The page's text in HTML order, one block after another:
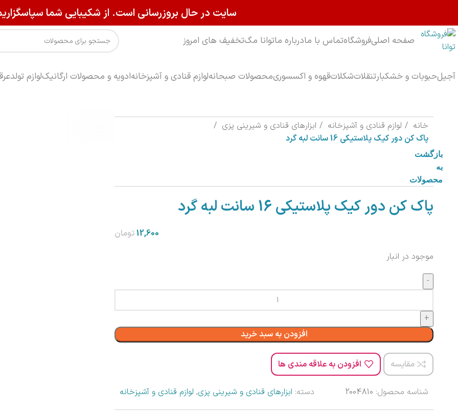
صفحه اصلیفروشگاهتماس با مادرباره ماتوانا مگتخفیف های امروز
آجیلحبوبات و خشکبارتنقلاتشکلاتقهوه و اکسسوریمحصولات صبحانهلوازم قنادی و آشپزخانهادویه و محصولات ارگانیکلوازم تولد
خانه لوازم قنادی و آشپزخانه
ابزارهای قنادی و شیرینی پزی
پاک کن دور کیک پلاستیکی 16 سانت لبه گرد
بازگشت
به
محصولات
پاک کن دور کیک پلاستیکی 16 سانت لبه گرد
تومان
موجود در انبار
افزودن به سبد خرید
مقایسه افزودن به علاقه مندی ها
شناسه محصول: 2004810 دسته: ابزارهای قنادی و شیرینی پزی, لوازم قنادی و آشپزخانه
سایت در حال بروزرسانی است. از شکیبایی شما